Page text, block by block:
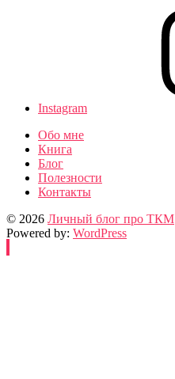
Instagram
Обо мне
Книга
Блог
Полезности
Контакты
© 2026 Личный блог про ТКМ
Powered by: WordPress